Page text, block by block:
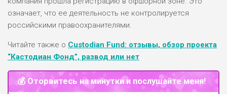
означает, что ее деятельность не контролируется
российскими правоохранителями.
Читайте также о Custodian Fund: отзывы, обзор проекта
“Кастодиан Фонд”, развод или нет
💰 Оторвитесь на минутки и послушайте меня!